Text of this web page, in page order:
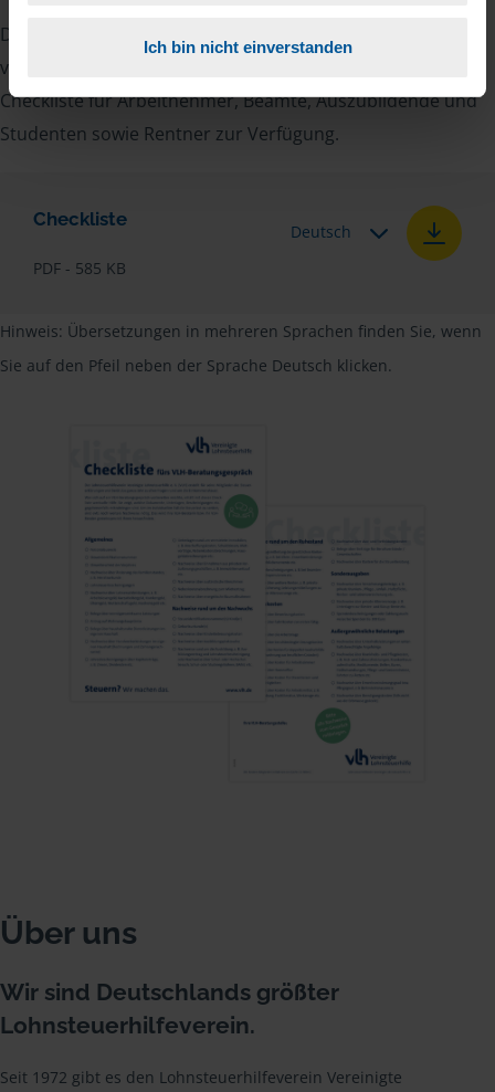
Ich bin nicht einverstanden
Damit Sie sich gut vorbereiten können und keinen der
vielen Nachweise vergessen, stellen wir Ihnen hier eine
Checkliste für Arbeitnehmer, Beamte, Auszubildende und
Studenten sowie Rentner zur Verfügung.
Checkliste
PDF - 585 KB
Deutsch
Hinweis: Übersetzungen in mehreren Sprachen finden Sie, wenn
Sie auf den Pfeil neben der Sprache Deutsch klicken.
Über uns
Wir sind Deutschlands größter
Lohnsteuerhilfeverein.
Seit 1972 gibt es den Lohnsteuerhilfeverein Vereinigte